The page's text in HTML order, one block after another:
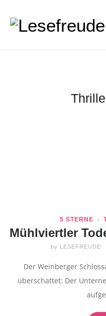
5 STERNE
Mühlviertler
by LESEFREUDE
Der Weinberger
überschattet: Der